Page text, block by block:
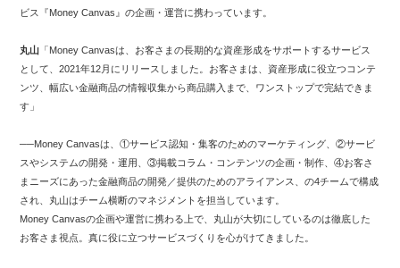
ビス『Money Canvas』の企画・運営に携わっています。
丸山 「Money Canvasは、お客さまの長期的な資産形成をサポートするサービス
として、2021年12月にリリースしました。お客さまは、資産形成に役立つコンテ
ンツ、幅広い金融商品の情報収集から商品購入まで、ワンストップで完結できま
す」
──Money Canvasは、①サービス認知・集客のためのマーケティング、②サービ
スやシステムの開発・運用、③掲載コラム・コンテンツの企画・制作、④お客さ
まニーズにあった金融商品の開発／提供のためのアライアンス、の4チームで構成
され、丸山はチーム横断のマネジメントを担当しています。
Money Canvasの企画や運営に携わる上で、丸山が大切にしているのは徹底した
お客さま視点。真に役に立つサービスづくりを心がけてきました。